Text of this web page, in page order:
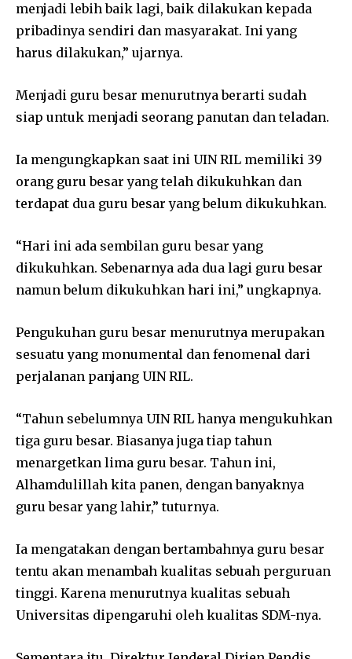
menjadi lebih baik lagi, baik dilakukan kepada
pribadinya sendiri dan masyarakat. Ini yang
harus dilakukan,” ujarnya.
Menjadi guru besar menurutnya berarti sudah
siap untuk menjadi seorang panutan dan teladan.
Ia mengungkapkan saat ini UIN RIL memiliki 39
orang guru besar yang telah dikukuhkan dan
terdapat dua guru besar yang belum dikukuhkan.
“Hari ini ada sembilan guru besar yang
dikukuhkan. Sebenarnya ada dua lagi guru besar
namun belum dikukuhkan hari ini,” ungkapnya.
Pengukuhan guru besar menurutnya merupakan
sesuatu yang monumental dan fenomenal dari
perjalanan panjang UIN RIL.
“Tahun sebelumnya UIN RIL hanya mengukuhkan
tiga guru besar. Biasanya juga tiap tahun
menargetkan lima guru besar. Tahun ini,
Alhamdulillah kita panen, dengan banyaknya
guru besar yang lahir,” tuturnya.
Ia mengatakan dengan bertambahnya guru besar
tentu akan menambah kualitas sebuah perguruan
tinggi. Karena menurutnya kualitas sebuah
Universitas dipengaruhi oleh kualitas SDM-nya.